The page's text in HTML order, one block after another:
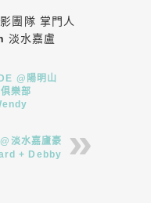
團隊 掌門人
淡水嘉盧
@陽明山
樂部
淡水嘉廬豪
+ Debby